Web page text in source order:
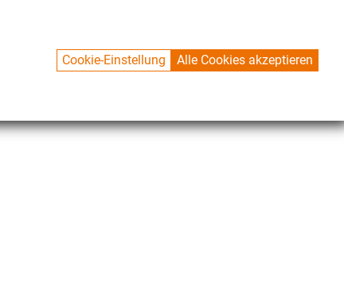
Cookie-Einstellung Alle Cookies akzeptieren